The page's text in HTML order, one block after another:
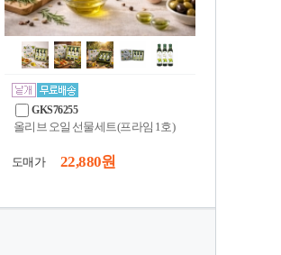
GKS76255
올리브 오일 선물세트(프라임 1호)
도매가 22,880 원